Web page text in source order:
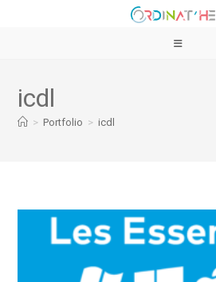
icdl
> Portfolio > icdl